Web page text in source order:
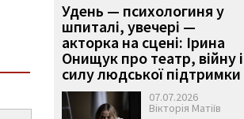
Удень — психологиня у
шпиталі, увечері —
акторка на сцені: Ірина
Онищук про театр, війну і
силу людської підтримки
07.07.2026
Вікторія Матіїв